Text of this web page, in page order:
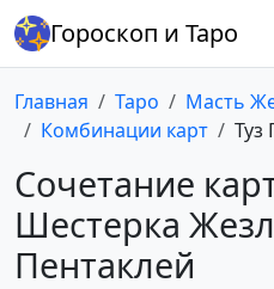
Гороскоп и Таро
Главная Таро Масть
Комбинации карт
Туз
Сочетание
Шестерка
Пентаклей